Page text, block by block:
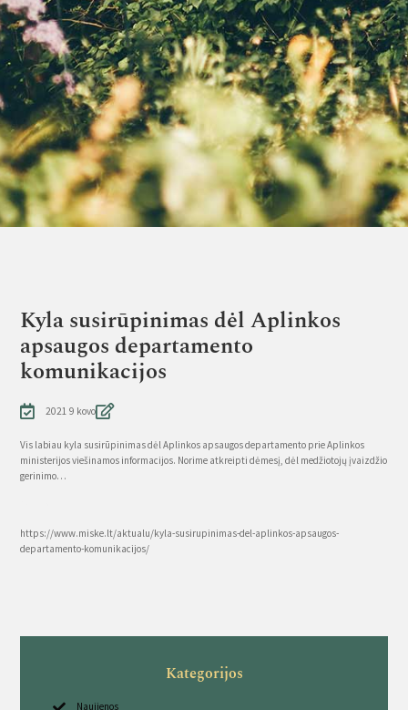
Kyla susirūpinimas dėl Aplinkos
apsaugos departamento
komunikacijos
2021 9 kovo
Vis labiau kyla susirūpinimas dėl Aplinkos apsaugos departamento prie Aplinkos
ministerijos viešinamos informacijos. Norime atkreipti dėmesį, dėl medžiotojų įvaizdžio
gerinimo…
https://www.miske.lt/aktualu/kyla-susirupinimas-del-aplinkos-apsaugos-
departamento-komunikacijos/
Kategorijos
Naujienos